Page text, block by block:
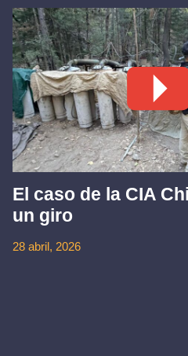
El caso de la CIA
un giro
28 abril, 2026